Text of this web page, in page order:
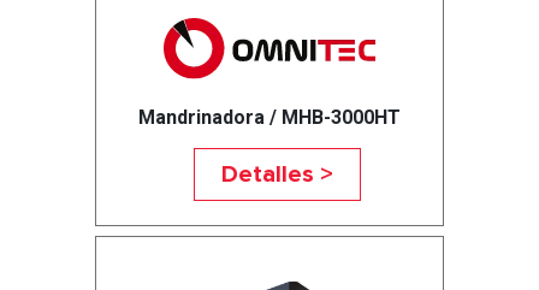
Mandrinadora / MHB-3000HT
Detalles >